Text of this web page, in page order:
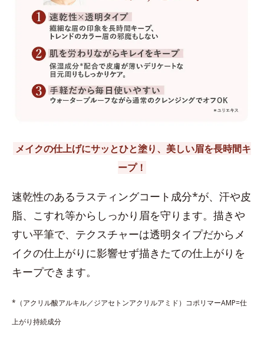
メイクの仕上げにサッとひと塗り、美しい眉を長時間キ
ープ！
速乾性のあるラスティングコート成分*が、汗や皮
脂、こすれ等からしっかり眉を守ります。描きや
すい平筆で、テクスチャーは透明タイプだからメ
イクの仕上がりに影響せず描きたての仕上がりを
キープできます。
*（アクリル酸アルキル／ジアセトンアクリルアミド）コポリマーAMP=仕
上がり持続成分